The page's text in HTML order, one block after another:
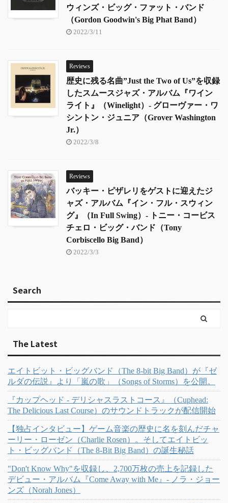
ウィンズ・ビッグ・ファット・バンド
（Gordon Goodwin's Big Phat Band）
2022/3/11
Reviews
歴史に残る名曲”Just the Two of Us”を収録
したスムースジャズ・アルバム『ワイン
ライト』（Winelight）- グローヴァー・ワ
シントン・ジュニア（Grover Washington
Jr.）
2022/3/8
Reviews
バッキー・ピザレリをゲストに迎えたジ
ャズ・アルバム『イン・フル・スウィン
グ』（In Full Swing）- トニー・コービス
チェロ・ビッグ・バンド（Tony
Corbiscello Big Band）
2022/3/3
Search
The Latest
エイトビット・ビッグバンド（The 8-bit Big Band）が『ゼ
ルダの伝説』より「嵐の歌」（Songs of Storms）を公開。
『カップヘッド - デリシャスラストコース』（Cuphead:
The Delicious Last Course）のサウンドトラックが配信開始
【独占インタビュー】ゲーム音楽の歴史に名を刻んだチャ
ーリー・ローゼン（Charlie Rosen）。そしてエイトビッ
ト・ビッグバンド（The 8-Bit Big Band）の誕生秘話
"Don't Know Why"を収録し、2,700万枚の売上を記録した
デビュー・アルバム『Come Away with Me』- ノラ・ジョー
ンズ（Norah Jones）